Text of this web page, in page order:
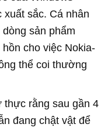
sắc. Cá nhân
sản phẩm
cho việc Nokia-
thể coi thường
thực rằng sau gần 4
đang chật vật để